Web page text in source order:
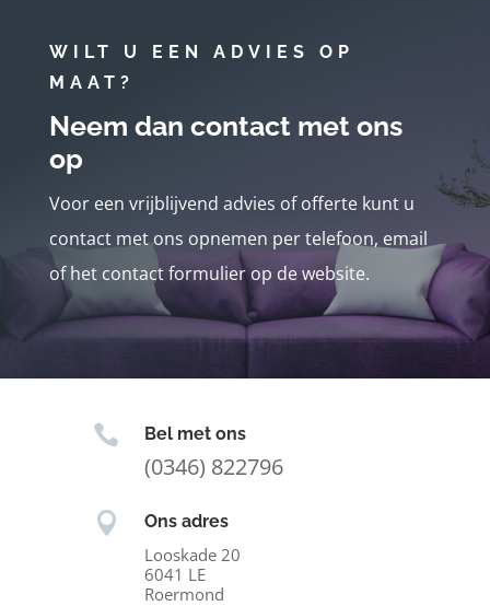
WILT U EEN ADVIES OP
MAAT?
Neem dan contact met ons
op
Voor een vrijblijvend advies of offerte kunt u
contact met ons opnemen per telefoon, email
of het contact formulier op de website.
 Bel met ons
(0346) 822796
 Ons adres
Looskade 20
6041 LE
Roermond